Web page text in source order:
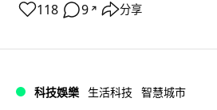
118 9 ↗ 分享
科技娛樂 生活科技 智慧城市